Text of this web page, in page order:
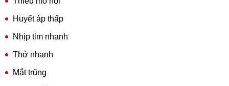
Huyết áp thấp
Nhịp tim nhanh
Thở nhanh
Mắt trũng